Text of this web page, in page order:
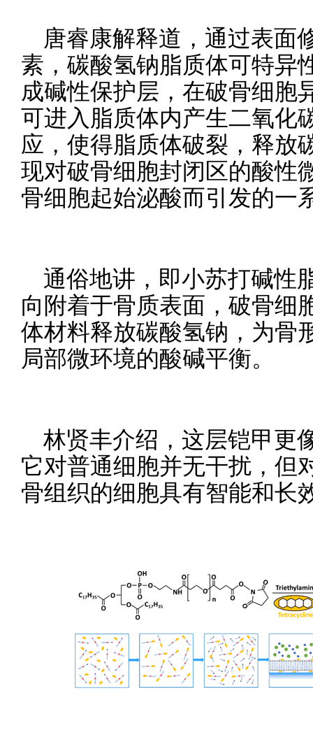
唐睿康解释道，通过表面
素，碳酸氢钠脂质体可特异
成碱性保护层，在破骨细胞
可进入脂质体内产生二氧化
应，使得脂质体破裂，释放
现对破骨细胞封闭区的酸性
骨细胞起始泌酸而引发的一
通俗地讲，即小苏打碱性
向附着于骨质表面，破骨细
体材料释放碳酸氢钠，为骨
局部微环境的酸碱平衡。
林贤丰介绍，这层铠甲更
它对普通细胞并无干扰，但
骨组织的细胞具有智能和长